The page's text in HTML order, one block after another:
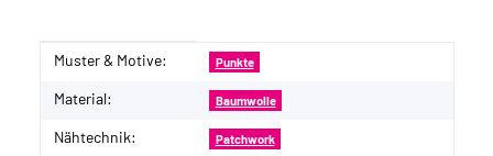
Produkteigenschaft
Wert
Muster & Motive: Punkte
Material: Baumwolle
Nähtechnik: Patchwork